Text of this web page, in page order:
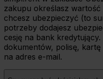
zakupu określasz
chcesz ubezpieczyć (to
potrzeby dodajesz
cesję na bank
dokumentów, polisę,
na adres e-mail.